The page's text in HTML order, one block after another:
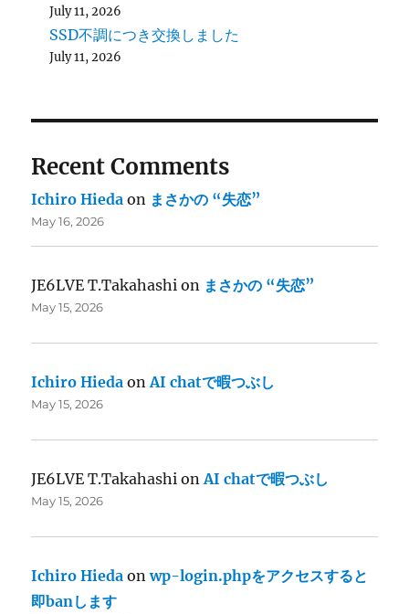
July 11, 2026
SSD不調につき交換しました
July 11, 2026
Recent Comments
Ichiro Hieda on まさかの “失恋”
May 16, 2026
JE6LVE T.Takahashi on まさかの “失恋”
May 15, 2026
Ichiro Hieda onAI chatで暇つぶし
May 15, 2026
JE6LVE T.Takahashi onAI chatで暇つぶし
May 15, 2026
Ichiro Hieda onwp-login.phpをアクセスすると
即banします